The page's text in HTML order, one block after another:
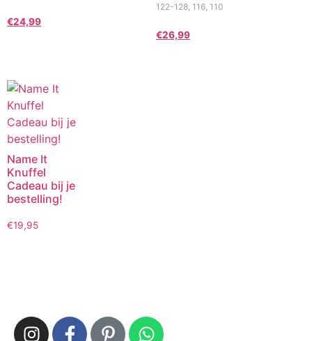
€24,99
122-128, 116, 110
€26,99
Name It
Knuffel
Cadeau bij je
bestelling!
€19,95